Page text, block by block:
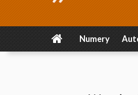
Numery